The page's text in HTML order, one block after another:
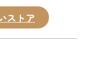
ストア